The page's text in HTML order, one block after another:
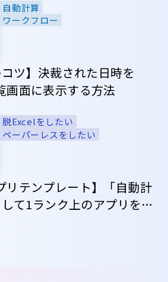
自動計算
ワークフロー
コツ】決裁された日時を
面に表示する方法
脱Excelをしたい
ペーパーレスをしたい
リテンプレート】「自動計
て1ランク上のアプリを